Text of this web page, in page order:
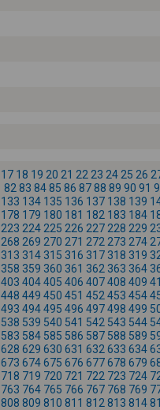
17 18 19 20 21 22 23 24 25 26
82 83 8485 86 8788 89 90 91
133 134 135 136 137 138 139
178 179 180 181 182 183 184
223 224 225 226 227 228 229
268 269 270 271 272 273 274
313 314 315 316 317 318 319
358 359 360 361 362 363 364
403 404405 406 407408 409
448 449 450 451 452 453 454
493 494495 496 497498 499
538 539 540 541 542 543 544
583 584 585 586 587 588 589
628 629 630 631 632 633 634
673 674675 676 677678 679
718 719 720 721 722 723 724
763 764 765 766 767 768 769
808 809 810 811 812 813 814